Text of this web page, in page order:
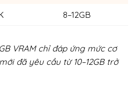
8–12GB
VRAM chỉ đáp ứng mức cơ
đã yêu cầu từ 10–12GB trở